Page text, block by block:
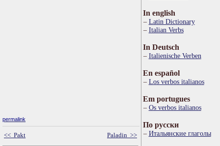
permalink
<< Pakt Paladin >>
In english
Latin Dictionary
Italian Verbs
In Deutsch
Italienische Verben
En español
Los verbos italianos
Em portugues
Os verbos italianos
По русски
Итальянские глаголы